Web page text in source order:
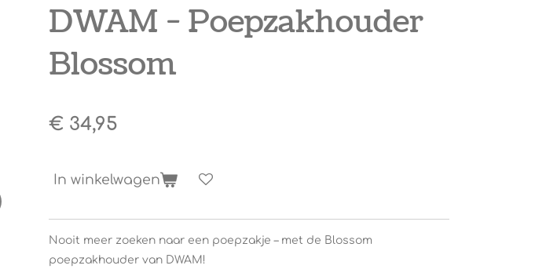
DWAM - Poepzakhouder
Blossom
€ 34,95
In winkelwagen
Nooit meer zoeken naar een poepzakje – met de Blossom
poepzakhouder van DWAM!